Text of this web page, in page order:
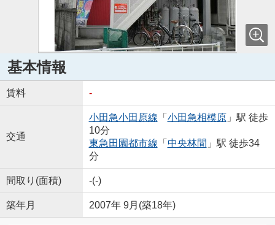
基本情報
賃料 -
交通
小田急小田原線 「 小田急相模原」駅 徒歩
10分
東急田園都市線 「 中央林間 」駅 徒歩34
分
間取り(面積) -(-)
築年月 2007年 9月(築18年)